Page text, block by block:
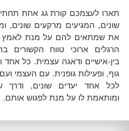
תארו לעצמכם קורת גג אחת
שונים, המגיעים מרקעים שונים,
את שמתאים להם על מנת לאמץ
הרגלים ארוכי טווח הקשורים
בין-אישיים ודאגה עצמית. כל אחד
גוף, ופעילות גופנית. עם העצמי ועם
לכל אחד יעדים שונים, ודרך
ומותאמת לו על מנת לפגוש אותם.